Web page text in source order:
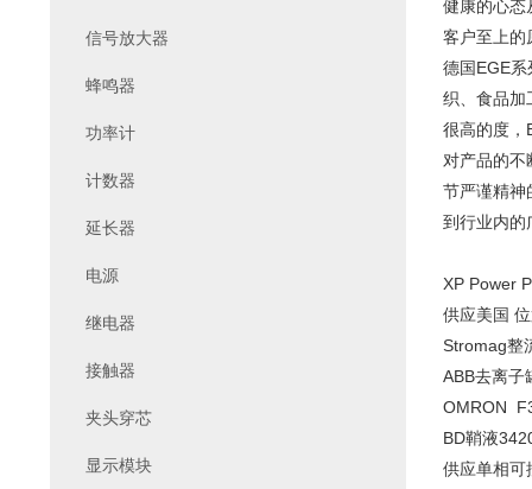
健康的心态
客户至上的
德国EGE
织、食品加
很高的度，
对产品的不
节严谨精神
到行业内的
XP Power
供应美国
Stromag整
ABB去离
OMRON
BD鞘液
供应单相可
信号放大器
蜂鸣器
功率计
计数器
延长器
电源
继电器
接触器
夹头穿芯
显示模块